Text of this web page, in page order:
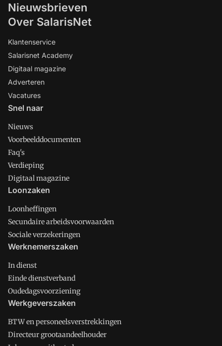
Nieuwsbrieven
Over SalarisNet
Klantenservice
Salarisnet Academy
Digitaal magazine
Adverteren
Vacatures
Snel naar
Nieuws
Voorbeelddocumenten
Faq's
Verdieping
Digitaal magazine
Loonzaken
Loonheffingen
Secundaire arbeidsvoorwaarden
Sociale verzekeringen
Werknemerszaken
In dienst
Einde dienstverband
Oudedagsvoorziening
Werkgeverszaken
BTW en personeelsverstrekkingen
Directeur grootaandeelhouder